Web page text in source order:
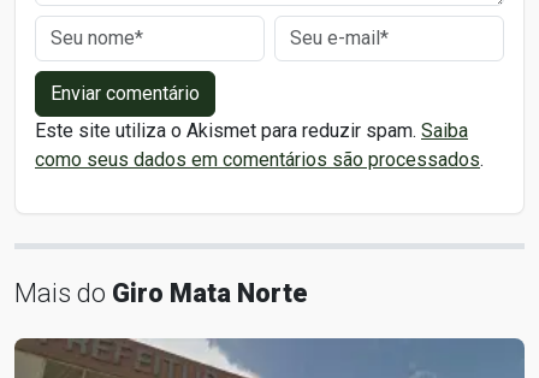
Enviar comentário
Este site utiliza o Akismet para reduzir spam. Saiba
como seus dados em comentários são processados.
Mais do Giro Mata Norte